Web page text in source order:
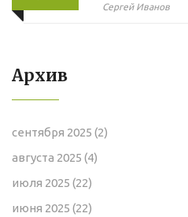
Сергей Иванов
Архив
сентября 2025 (2)
августа 2025 (4)
июля 2025 (22)
июня 2025 (22)